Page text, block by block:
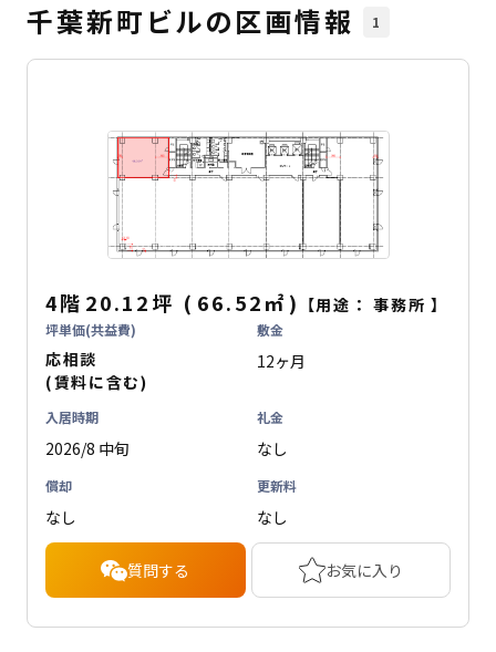
千葉新町ビルの区画情報 1
4階 20.12坪 ( 66.52㎡ ) 【用途：事務所 】
坪単価(共益費)
応相談
(賃料に含む)
敷金
12ヶ月
入居時期
2026/8 中旬
礼金
なし
償却
なし
更新料
なし
質問する お気に入り